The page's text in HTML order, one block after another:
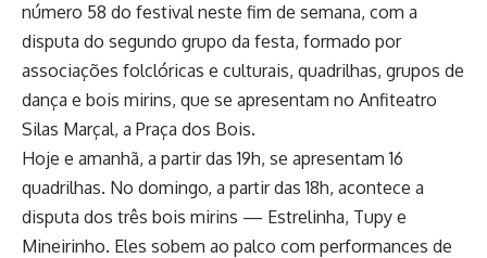
número 58 do festival neste fim de semana, com a
disputa do segundo grupo da festa, formado por
associações folclóricas e culturais, quadrilhas, grupos de
dança e bois mirins, que se apresentam no Anfiteatro
Silas Marçal, a Praça dos Bois.
Hoje e amanhã, a partir das 19h, se apresentam 16
quadrilhas. No domingo, a partir das 18h, acontece a
disputa dos três bois mirins — Estrelinha, Tupy e
Mineirinho. Eles sobem ao palco com performances de